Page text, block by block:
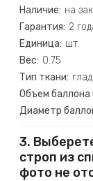
Наличие: на
Гарантия: 2
Единица: шт.
Вес: 0.75
Тип ткани:
Объем баллона
Диаметр
3.
строп из
фото не